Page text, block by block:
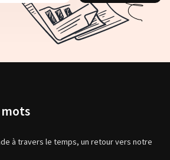
à travers le temps, un retour vers notre